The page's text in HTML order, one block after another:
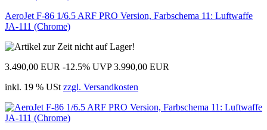
AeroJet F-86 1/6.5 ARF PRO Version, Farbschema 11: Luftwaffe
JA-111 (Chrome)
3.490,00 EUR -12.5% UVP 3.990,00 EUR
inkl. 19 % USt zzgl. Versandkosten